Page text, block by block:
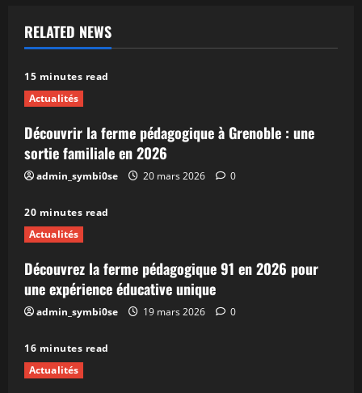
RELATED NEWS
15 minutes read
Actualités
Découvrir la ferme pédagogique à Grenoble : une
sortie familiale en 2026
admin_symbi0se 20 mars 2026 0
20 minutes read
Actualités
Découvrez la ferme pédagogique 91 en 2026 pour
une expérience éducative unique
admin_symbi0se 19 mars 2026 0
16 minutes read
Actualités